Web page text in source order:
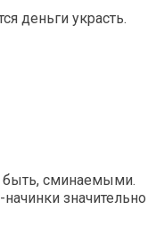
деньги украсть.
сминаемыми.
значительно